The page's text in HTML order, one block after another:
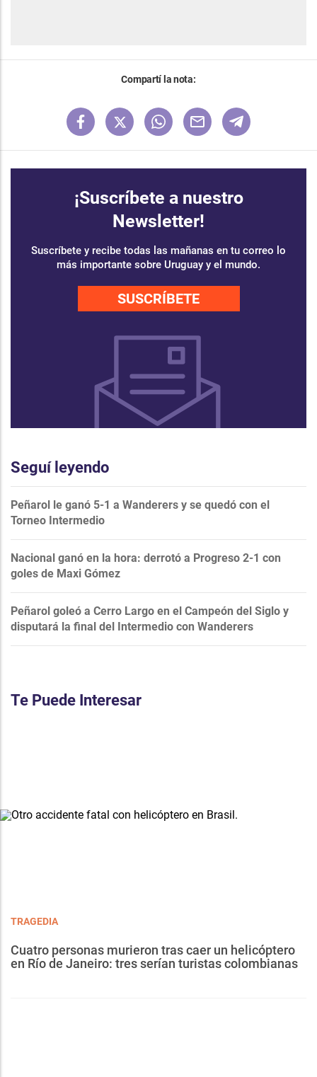
Compartí la nota:
¡Suscríbete a nuestro
Newsletter!
Suscríbete y recibe todas las mañanas en tu correo lo
más importante sobre Uruguay y el mundo.
SUSCRÍBETE
Seguí leyendo
Peñarol le ganó 5-1 a Wanderers y se quedó con el
Torneo Intermedio
Nacional ganó en la hora: derrotó a Progreso 2-1 con
goles de Maxi Gómez
Peñarol goleó a Cerro Largo en el Campeón del Siglo y
disputará la final del Intermedio con Wanderers
Te Puede Interesar
TRAGEDIA
Cuatro personas murieron tras caer un helicóptero
en Río de Janeiro: tres serían turistas colombianas